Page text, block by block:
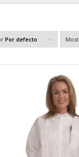
Por defecto